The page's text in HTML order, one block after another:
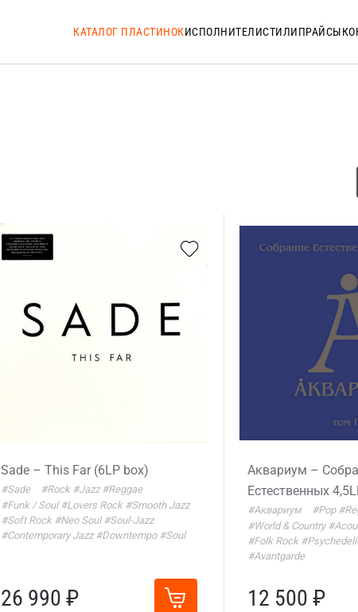
КАТАЛОГ ПЛАСТИНОКИСПОЛНИТЕЛИСТИЛИПРАЙСЫ
Sade – This Far (6LP box)
#Sade #Rock #Jazz #Reggae
#Funk / Soul #Lovers Rock #Smooth Jazz
#Soft Rock #Neo Soul #Soul-Jazz
#Contemporary Jazz #Downtempo #Soul
26 990 ₽
Аквариум –
Естественных
#Аквариум #Pop
#World & Country
#Folk Rock
#Avantgarde
12 500 ₽